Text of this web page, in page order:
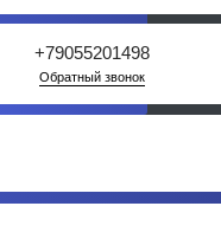
+79055201498
Обратный звонок